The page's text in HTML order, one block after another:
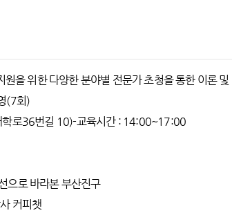
을 위한 다양한 분야별 전문가 초청을 통한 이론 및
(7회)
학로36번길 10)-교육시간 : 14:00~17:00
으로 바라본 부산진구
커피챗